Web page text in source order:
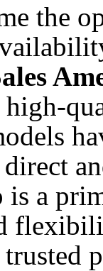
the
a